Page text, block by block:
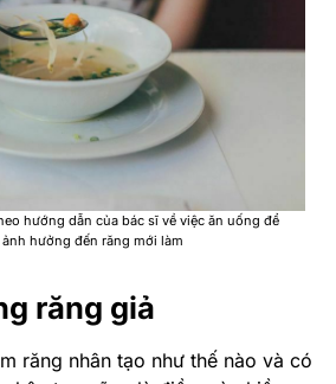
hướng dẫn của bác sĩ về việc ăn uống để
hưởng đến răng mới làm
răng giả
răng nhân tạo như thế nào và có